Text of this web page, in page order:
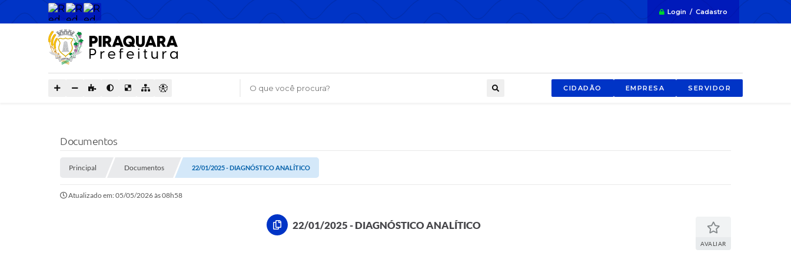
Login / Cadastro
O que você procura? CIDADÃO EMPRESA SERVIDOR
Documentos
Principal Documentos 22/01/2025 - DIAGNÓSTICO ANALÍTICO
Atualizado em: 05/05/2026 às 08h58
22/01/2025 - DIAGNÓSTICO ANALÍTICO
AVALIAR